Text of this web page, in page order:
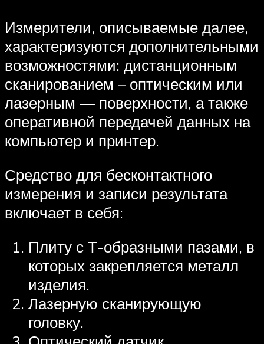
Измерители, описываемые далее,
характеризуются дополнительными
возможностями: дистанционным
сканированием – оптическим или
лазерным — поверхности, а также
оперативной передачей данных на
компьютер и принтер.
Средство для бесконтактного
измерения и записи результата
включает в себя:
Плиту с Т-образными пазами, в
которых закрепляется металл
изделия.
Лазерную сканирующую
головку.